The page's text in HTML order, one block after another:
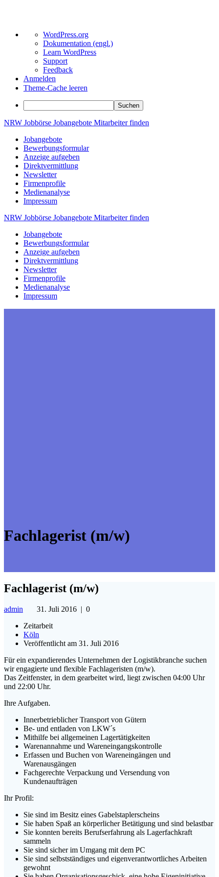
Über
WordPress
WordPress.org
Dokumentation (engl.)
Learn WordPress
Support
Feedback
Anmelden
Theme-Cache leeren
Suchen
Zum
springen
NRW Jobbörse Jobangebote Mitarbeiterfinden
Jobangebote
Bewerbungsformular
Anzeige aufgeben
Direktvermittlung
Newsletter
Firmenprofile
Medienanalyse
Impressum
NRW Jobbörse Jobangebote Mitarbeiterfinden
Jobangebote
Bewerbungsformular
Anzeige aufgeben
Direktvermittlung
Newsletter
Firmenprofile
Medienanalyse
Impressum
Fachlagerist (m/w)
Fachlagerist (m/w)
admin 31. Juli 2016 | 0
Zeitarbeit
Köln
Veröffentlicht am 31. Juli 2016
Für ein expandierendes Unternehmen der Logistikbranche suchen
wir engagierte und flexible Fachlageristen (m/w).
Das Zeitfenster, in dem gearbeitet wird, liegt zwischen 04:00 Uhr
und 22:00 Uhr.
Ihre Aufgaben.
Innerbetrieblicher Transport von Gütern
Be- und entladen von LKW´s
Mithilfe bei allgemeinen Lagertätigkeiten
Warenannahme und Wareneingangskontrolle
Erfassen und Buchen von Wareneingängen und
Warenausgängen
Fachgerechte Verpackung und Versendung von
Kundenaufträgen
Ihr Profil:
Sie sind im Besitz eines Gabelstaplerscheins
Sie haben Spaß an körperlicher Betätigung und sind belastbar
Sie konnten bereits Berufserfahrung als Lagerfachkraft
sammeln
Sie sind sicher im Umgang mit dem PC
Sie sind selbstständiges und eigenverantwortliches Arbeiten
gewohnt